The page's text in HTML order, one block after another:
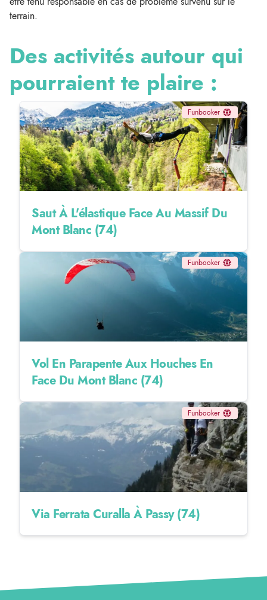
terrain.
Des activités autour qui
pourraient te plaire :
Funbooker
Saut À L'élastique Face Au Massif Du
Mont Blanc (74)
Funbooker
Vol En Parapente Aux Houches En
Face Du Mont Blanc (74)
Funbooker
Via Ferrata Curalla À Passy (74)